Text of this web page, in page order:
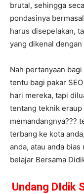
brutal, sehingga
pondasinya
harus disepelakan,
yang dikenal dengan
Nah pertanyaan
tentu bagi pakar
hari mereka, tapi
tentang teknik eraup
memandangnya???
terbang ke kota
anda, atau anda
belajar Bersama
Undang DIdik